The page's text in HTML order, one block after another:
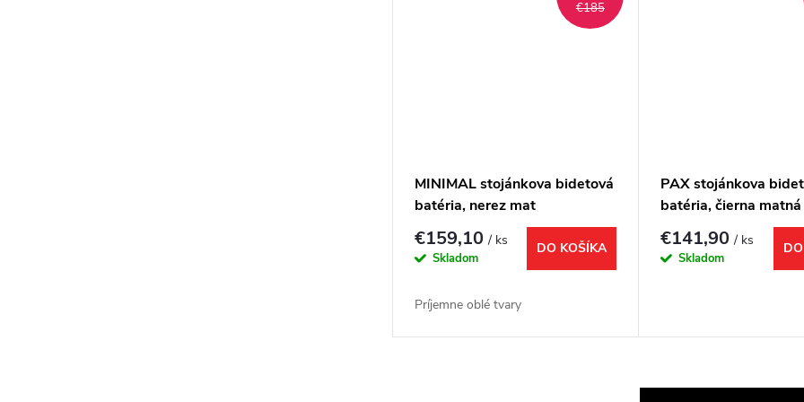
€185
MINIMAL stojánkova bidetová
batéria, nerez mat
€159,10/ ks
Skladom
DO KOŠÍKA
Príjemne oblé tvary
PAX stojánkova
batéria, čierna matná
€141,90/ ks
Skladom